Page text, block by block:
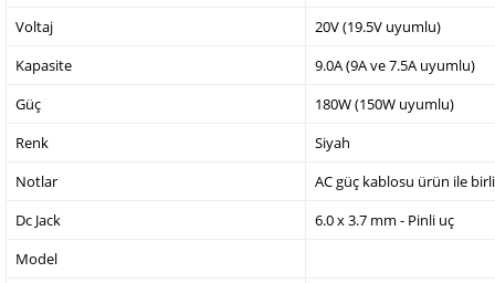
Voltaj
20V (19.5V uyumlu)
Kapasite
9.0A (9A ve 7.5A uyumlu)
Güç
180W (150W uyumlu)
Renk
Siyah
Notlar
AC güç kablosu ürün ile
Dc Jack
6.0 x 3.7 mm - Pinli uç
Model